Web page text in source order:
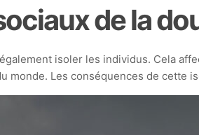
de la
isoler les individus. Cela
monde. Les conséquences de cette